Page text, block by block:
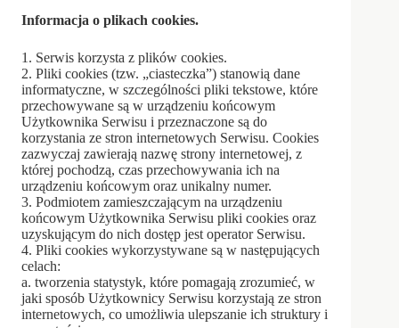
Informacja o plikach cookies.
1. Serwis korzysta z plików cookies.
2. Pliki cookies (tzw. „ciasteczka”) stanowią dane
informatyczne, w szczególności pliki tekstowe, które
przechowywane są w urządzeniu końcowym
Użytkownika Serwisu i przeznaczone są do
korzystania ze stron internetowych Serwisu. Cookies
zazwyczaj zawierają nazwę strony internetowej, z
której pochodzą, czas przechowywania ich na
urządzeniu końcowym oraz unikalny numer.
3. Podmiotem zamieszczającym na urządzeniu
końcowym Użytkownika Serwisu pliki cookies oraz
uzyskującym do nich dostęp jest operator Serwisu.
4. Pliki cookies wykorzystywane są w następujących
celach:
a. tworzenia statystyk, które pomagają zrozumieć, w
jaki sposób Użytkownicy Serwisu korzystają ze stron
internetowych, co umożliwia ulepszanie ich struktury i